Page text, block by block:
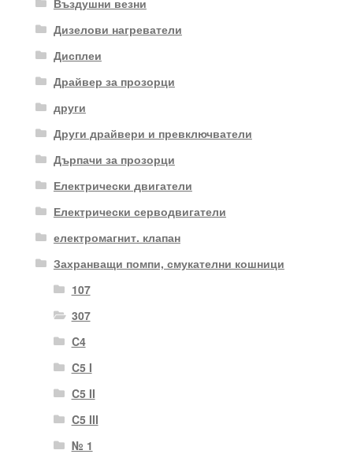
Дизелови нагреватели
Дисплеи
Драйвер за прозорци
други
Други драйвери и превключватели
Дърпачи за прозорци
Електрически двигатели
Електрически серводвигатели
електромагнит. клапан
Захранващи помпи, смукателни кошници
107
307
C4
C5 I
C5 II
C5 III
№ 1